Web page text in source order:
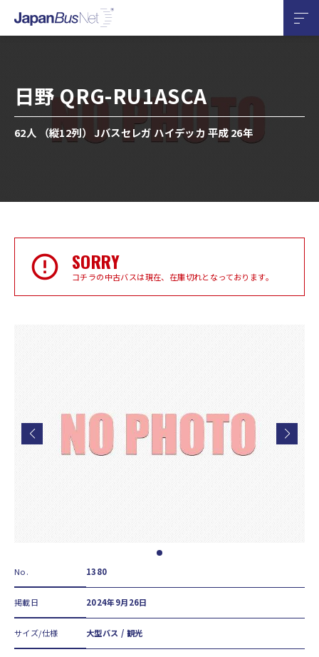
日野 QRG-RU1ASCA
62人 （縦12列） Jバスセレガ ハイデッカ 平成 26年
SORRY
コチラの中古バスは現在、在庫切れとなっております。
No. 1380
掲載日 2024年9月26日
サイズ/仕様 大型バス / 観光